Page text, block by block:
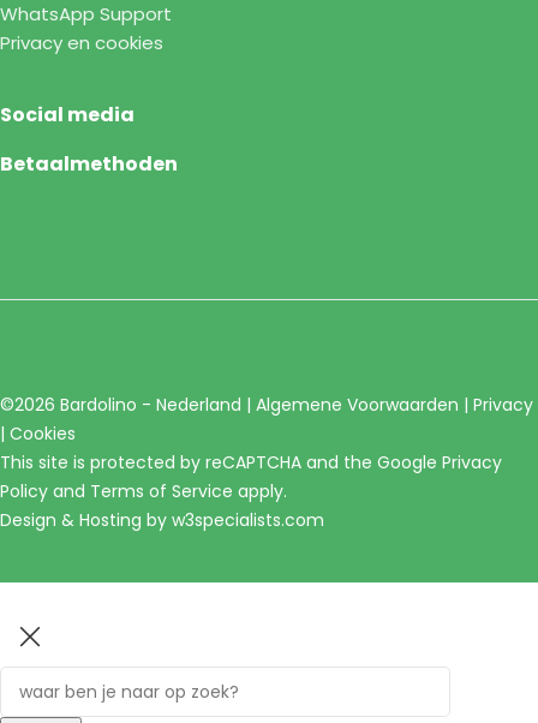
WhatsApp Support
Privacy en cookies
Social media
Betaalmethoden
©2026 Bardolino - Nederland | Algemene Voorwaarden | Privacy
| Cookies
This site is protected by reCAPTCHA and the Google Privacy
Policy and Terms of Service apply.
Design & Hosting by w3specialists.com